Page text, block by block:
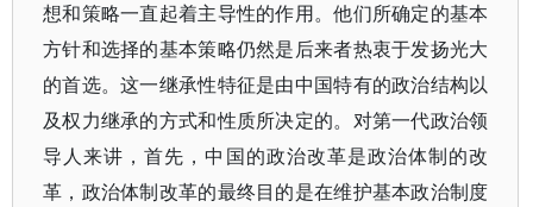
想和策略一直起着主导性的作用。他们所确定的基本
方针和选择的基本策略仍然是后来者热衷于发扬光大
的首选。这一继承性特征是由中国特有的政治结构以
及权力继承的方式和性质所决定的。对第一代政治领
导人来讲，首先，中国的政治改革是政治体制的改
革，政治体制改革的最终目的是在维护基本政治制度